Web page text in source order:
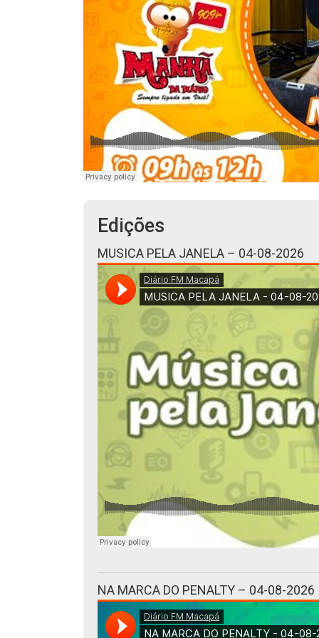
Edições
MUSICA PELA JANELA – 04-08-2026
NA MARCA DO PENALTY – 04-08-2026